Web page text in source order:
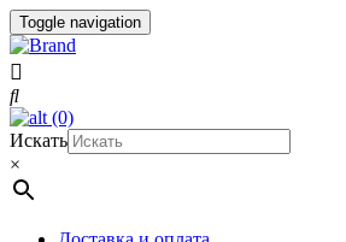
Toggle navigation
(0)
Искать
×